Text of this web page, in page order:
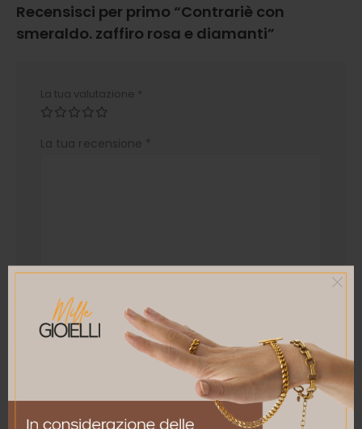
Recensisci per primo “Contrariè con
smeraldo. zaffiro rosa e diamanti”
La tua valutazione *
La tua recensione *
Nome*
Salva il mio nome, email e sito web in questo